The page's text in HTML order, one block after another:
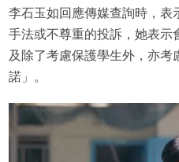
李石玉如回應傳媒查詢時，表
手法或不尊重的投訴，她表示
及除了考慮保護學生外，亦考
諾」。